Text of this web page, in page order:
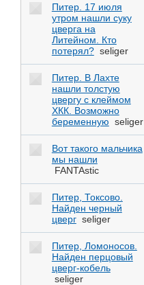
Питер. 17 июля
утром нашли суку
цверга на
Литейном. Кто
потерял? seliger
Питер. В Лахте
нашли толстую
цвергу с клеймом
ХКК. Возможно
беременную seliger
Вот такого мальчика
мы нашли
FANTAstic
Питер, Токсово.
Найден черный
цверг seliger
Питер, Ломоносов.
Найден перцовый
цверг-кобель
seliger